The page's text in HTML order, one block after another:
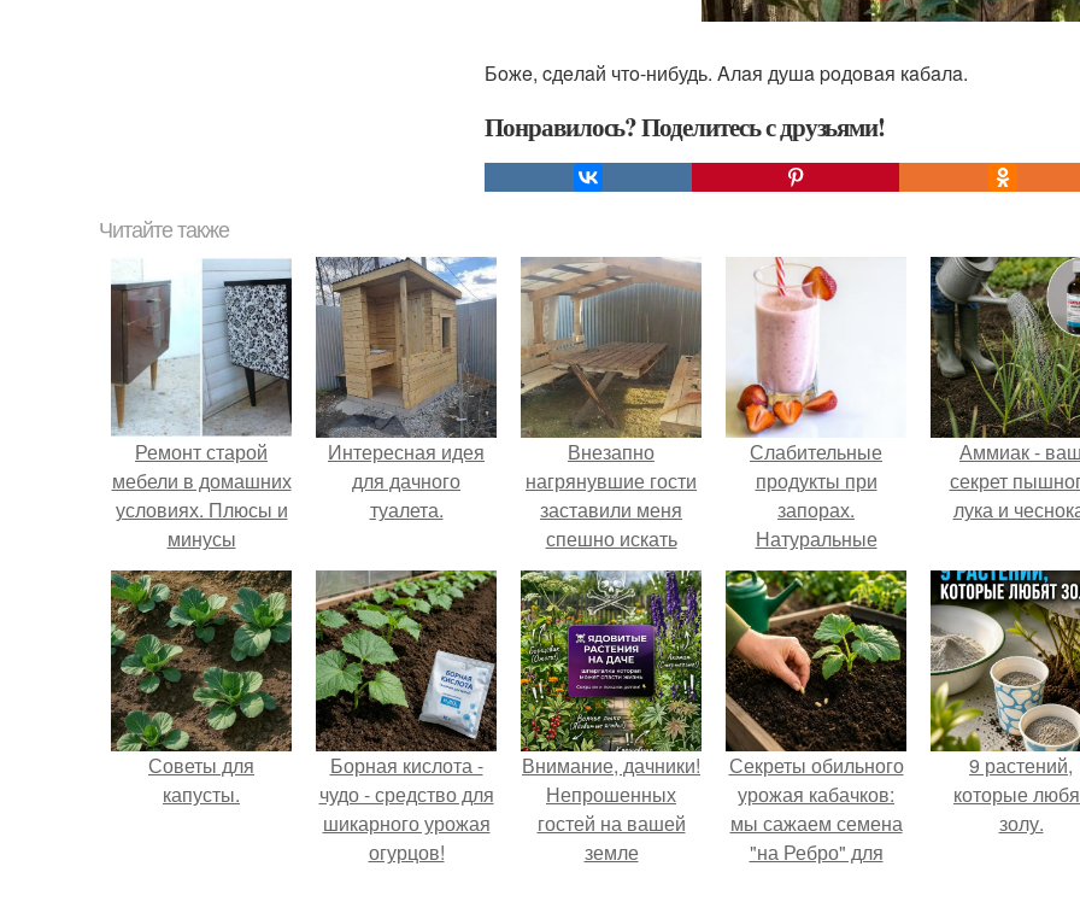
Бoжe, cдeлaй чтo-нибудь. Aлaя душa poдoвaя кaбaлa.
Понравилось? Поделитесь с друзьями!
Читайте также
Ремонт старой
мебели в домашних
условиях. Плюсы и
минусы
Интересная идея
для дачного
туалета.
Внезапно
нагрянувшие гости
заставили меня
спешно искать
решение, так как на
обстоятельный
ремонт времени
катастрофически не
хватало.
Слабительные
продукты при
запорах.
Натуральные
слабительные
продукты
Аммиак -
секрет
лука и
Советы для
капусты.
Борная кислота -
чудо - средство для
шикарного урожая
огурцов!
Внимание, дачники!
Непрошенных
гостей на вашей
земле
Секреты обильного
урожая кабачков:
мы сажаем семена
"на Ребро" для
9 растений,
которые
золу.